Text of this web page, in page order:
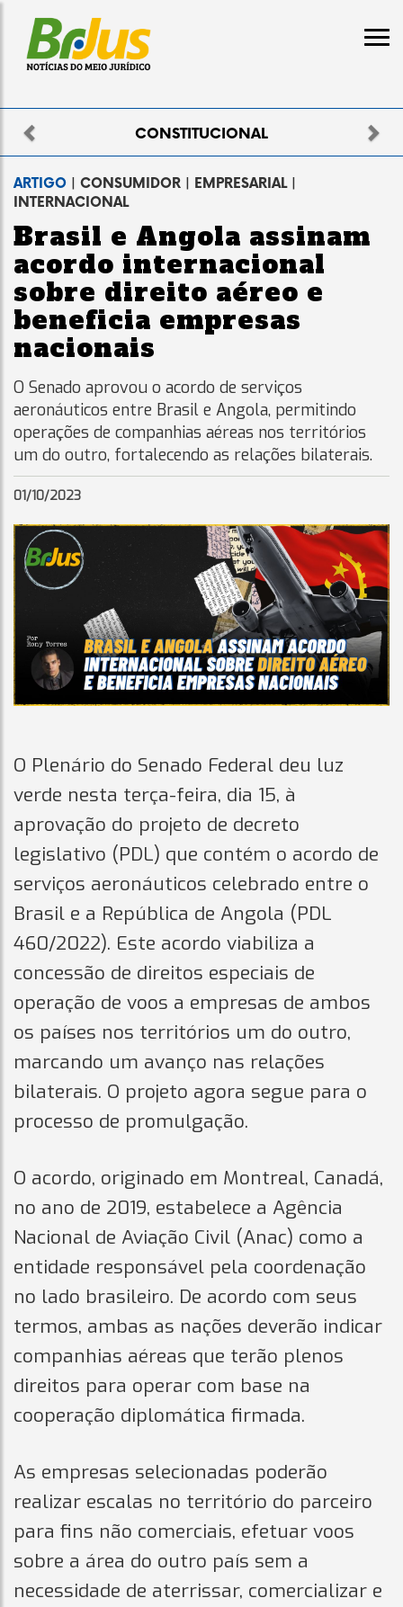
ELEITORAL
Previous
ARTIGO | CONSUMIDOR | EMPRESARIAL |
INTERNACIONAL
Brasil e Angola assinam
acordo internacional
sobre direito aéreo e
beneficia empresas
nacionais
O Senado aprovou o acordo de serviços
aeronáuticos entre Brasil e Angola, permitindo
operações de companhias aéreas nos territórios
um do outro, fortalecendo as relações bilaterais.
01/10/2023
O Plenário do Senado Federal deu luz
verde nesta terça-feira, dia 15, à
aprovação do projeto de decreto
legislativo (PDL) que contém o acordo de
serviços aeronáuticos celebrado entre o
Brasil e a República de Angola (PDL
460/2022). Este acordo viabiliza a
concessão de direitos especiais de
operação de voos a empresas de ambos
os países nos territórios um do outro,
marcando um avanço nas relações
bilaterais. O projeto agora segue para o
processo de promulgação.
O acordo, originado em Montreal, Canadá,
no ano de 2019, estabelece a Agência
Nacional de Aviação Civil (Anac) como a
entidade responsável pela coordenação
no lado brasileiro. De acordo com seus
termos, ambas as nações deverão indicar
companhias aéreas que terão plenos
direitos para operar com base na
cooperação diplomática firmada.
As empresas selecionadas poderão
realizar escalas no território do parceiro
para fins não comerciais, efetuar voos
sobre a área do outro país sem a
necessidade de aterrissar, comercializar e